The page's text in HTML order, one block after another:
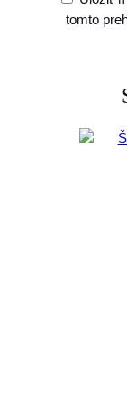
tomto